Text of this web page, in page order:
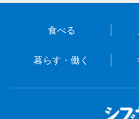
食べる
暮らす・働く